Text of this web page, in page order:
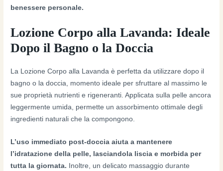
benessere personale.
Lozione Corpo alla Lavanda: Ideale
Dopo il Bagno o la Doccia
La Lozione Corpo alla Lavanda è perfetta da utilizzare dopo il
bagno o la doccia, momento ideale per sfruttare al massimo le
sue proprietà nutrienti e rigeneranti. Applicata sulla pelle ancora
leggermente umida, permette un assorbimento ottimale degli
ingredienti naturali che la compongono.
L’uso immediato post-doccia aiuta a mantenere
l’idratazione della pelle, lasciandola liscia e morbida per
tutta la giornata. Inoltre, un delicato massaggio durante